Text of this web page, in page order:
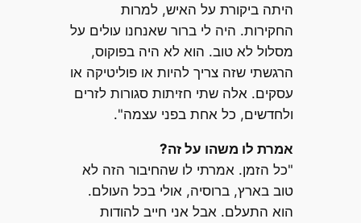
היתה ביקורת על האיש, למרות
החקירות. היה לי ברור שאנחנו עולים על
מסלול לא טוב. הוא לא היה בפוקוס,
הרגשתי שזה צריך להיות או פוליטיקה או
עסקים. אלה שתי חזיתות סגורות לזרים
ולחדשים, כל אחת בפני עצמה".
אמרת לו משהו על זה?
"כל הזמן. אמרתי לו שהחיבור הזה לא
טוב בארץ, ברוסיה, אולי בכל העולם.
הוא התעלם. אבל אני חייב להודות